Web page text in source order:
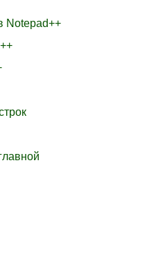
Notepad++